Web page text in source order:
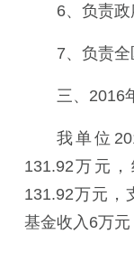
6、 负责政
7、 负责全
三、2016
我单位
131.92万元
131.92万元，
基金收入6万元